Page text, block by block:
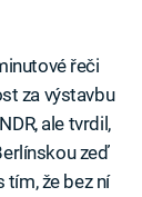
řeči
za výstavbu
ale tvrdil,
zeď
tím, že bez ní